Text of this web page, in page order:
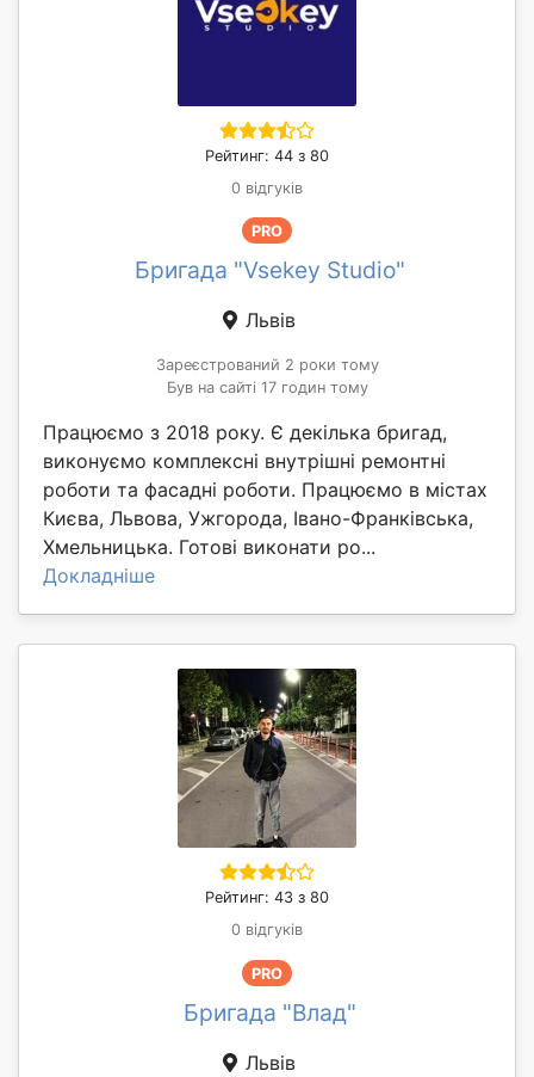
Рейтинг: 44 з 80
0 відгуків
PRO
Бригада "Vsekey Studio"
Львів
Зареєстрований 2 роки тому
Був на сайті 17 годин тому
Працюємо з 2018 року. Є декілька бригад,
виконуємо комплексні внутрішні ремонтні
роботи та фасадні роботи. Працюємо в містах
Києва, Львова, Ужгорода, Івано-Франківська,
Хмельницька. Готові виконати ро...
Докладніше
Рейтинг: 43 з 80
0 відгуків
PRO
Бригада "Влад"
Львів